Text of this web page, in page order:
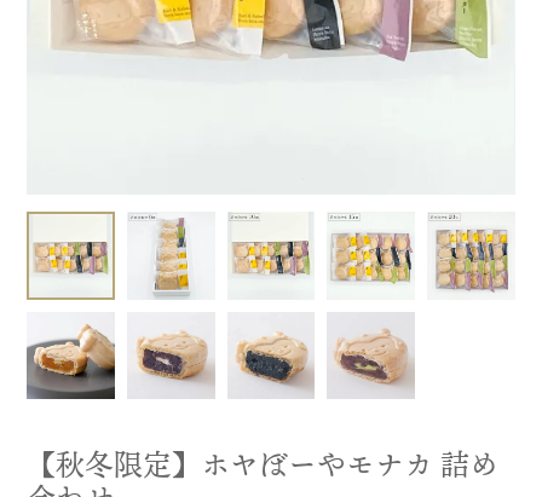
【秋冬限定】ホヤぼーやモナカ 詰め